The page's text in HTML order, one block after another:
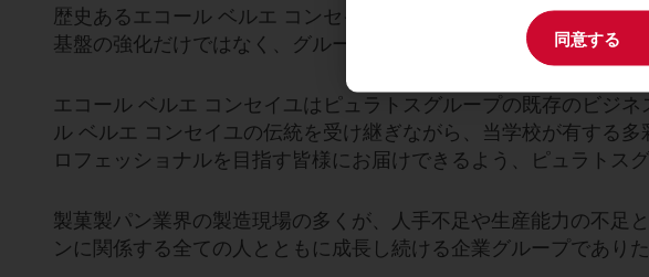
歴史あるエコール ベルエ コンセイユの尊敬すべき伝統と卓越し
基盤の強化だけではなく、グループ全体でより一層サービスの品
エコール ベルエ コンセイユはピュラトスグループの既存のビジ
ル ベルエ コンセイユの伝統を受け継ぎながら、当学校が有する
ロフェッショナルを目指す皆様にお届けできるよう、ピュラトス
製菓製パン業界の製造現場の多くが、人手不足や生産能力の不
ンに関係する全ての人とともに成長し続ける企業グループであり
同意する